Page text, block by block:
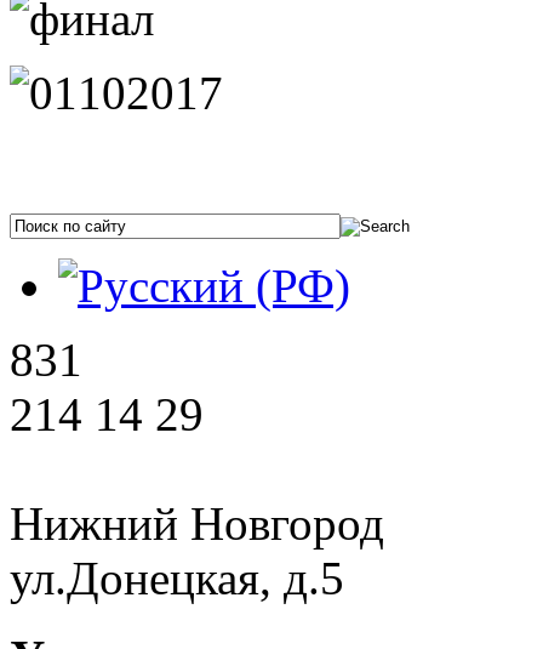
831
214 14 29
Нижний Новгород
ул.Донецкая, д.5